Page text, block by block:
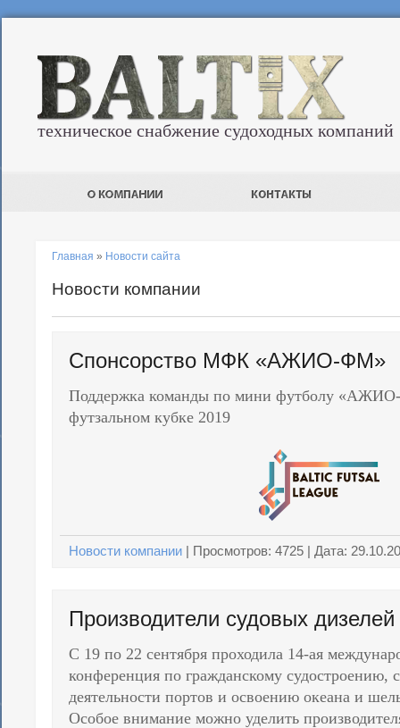
техническое снабжение судоходных компаний
Главная » Новости сайта
Новости компании
Спонсорство МФК «АЖИО-ФМ»
Поддержка команды по мини футболу
футзальном кубке 2019
Новости компании | Просмотров: 4725 | Дата:
Производители судовых
С 19 по 22 сентября проходила 14-ая
конференция по гражданскому судостроению,
деятельности портов и освоению океана и
Особое внимание можно уделить